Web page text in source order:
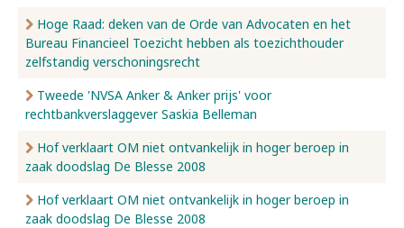
Hoge Raad: deken van de Orde van Advocaten en het
Bureau Financieel Toezicht hebben als toezichthouder
zelfstandig verschoningsrecht
Tweede 'NVSA Anker & Anker prijs' voor
rechtbankverslaggever Saskia Belleman
Hof verklaart OM niet ontvankelijk in hoger beroep in
zaak doodslag De Blesse 2008
Hof verklaart OM niet ontvankelijk in hoger beroep in
zaak doodslag De Blesse 2008